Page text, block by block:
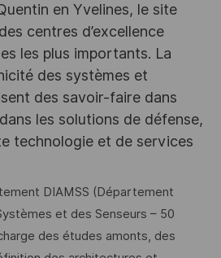
en Yvelines, le site
centres d’excellence
les plus importants. La
des systèmes et
des savoir-faire dans
les solutions de défense,
technologie et de services
DIAMSS (Département
et des Senseurs – 50
des études amonts, des